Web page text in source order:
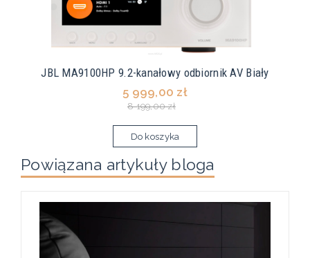
JBL MA9100HP 9.2-kanałowy odbiornik AV Biały
5 999,00 zł
8 199,00 zł
Do koszyka
Powiązana artykuły bloga